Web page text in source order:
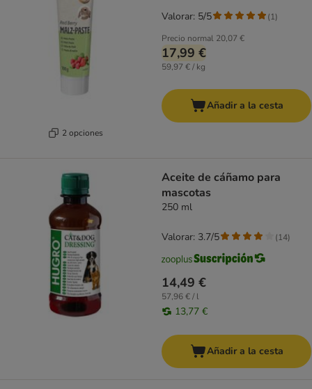
2 opciones
Precio normal 20,07 €
17,99 €
59,97 € / kg
Valorar: 5/5 (1)
Añadir a la cesta
Aceite de cáñamo para
mascotas
250 ml
14,49 €
57,96 € / l
13,77 €
Valorar: 3.7/5 (14)
Añadir a la cesta